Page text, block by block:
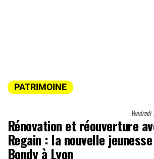
PATRIMOINE
Rénovation et réouverture
Regain : la nouvelle
Bondy à Lyon